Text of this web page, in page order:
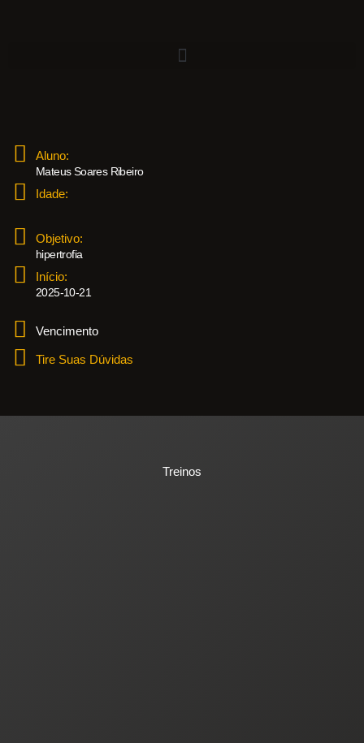
Aluno:
Mateus Soares Ribeiro
Idade:
Objetivo:
hipertrofia
Início:
2025-10-21
Vencimento
Tire Suas Dúvidas
Treinos